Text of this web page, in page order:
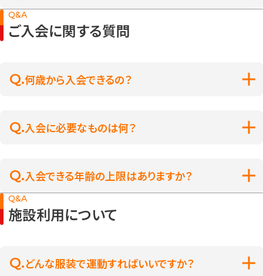
Q&A
ご入会に関する質問
何歳から入会できるの？
入会に必要なものは何？
入会できる年齢の上限はありますか？
Q&A
施設利用について
どんな服装で運動すればいいですか？